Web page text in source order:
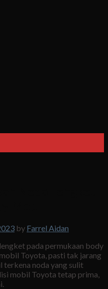
by Farrel Aidan
pada permukaan body
Toyota, pasti tak jarang
terkena noda yang sulit
mobil Toyota tetap prima,